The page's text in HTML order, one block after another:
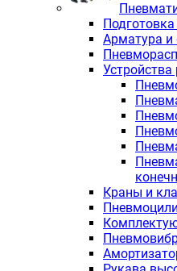
Арматура и
Краны и